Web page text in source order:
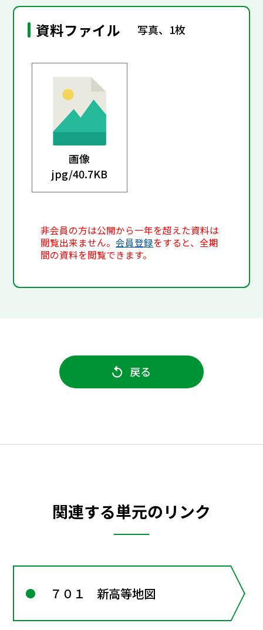
資料ファイル 写真、1枚
画像
jpg/40.7KB
非会員の方は公開から一年を超えた資料は
閲覧出来ません。会員登録をすると、全期
間の資料を閲覧できます。
戻る
関連する単元のリンク
７０１ 新高等地図